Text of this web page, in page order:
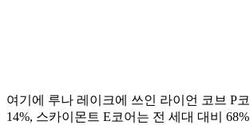
여기에 루나 레이크에 쓰인 라이언 코브 P
14%, 스카이몬트 E코어는 전 세대 대비